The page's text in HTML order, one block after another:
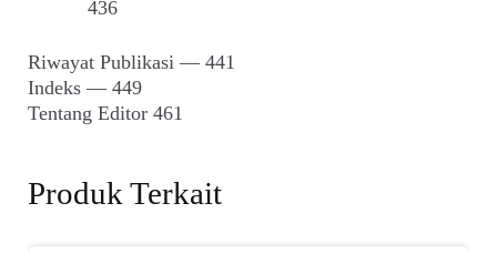
436
Riwayat Publikasi — 441
Indeks — 449
Tentang Editor 461
Produk Terkait